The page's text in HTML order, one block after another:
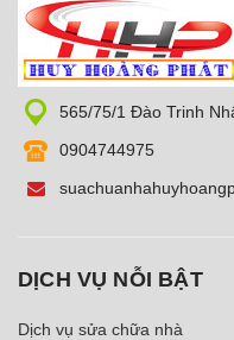
565/75/1 Đào Trinh
0904744975
DỊCH VỤ NỖI BẬT
Dịch vụ sửa chữa nhà